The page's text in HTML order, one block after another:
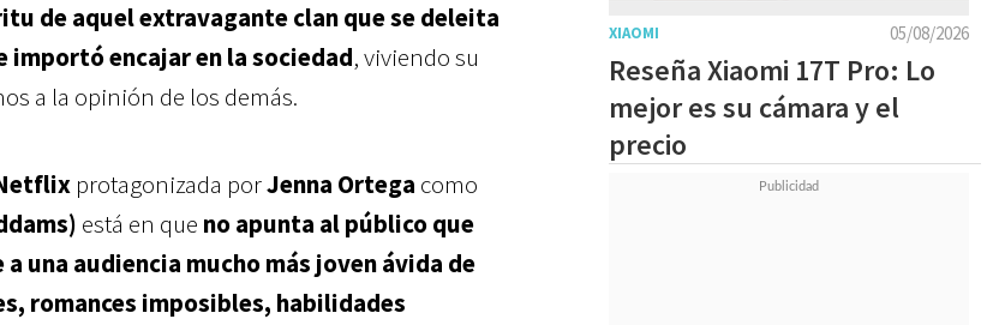
de aquel extravagante clan que se deleita
importó encajar en la sociedad, viviendo su
a la opinión de los demás.
protagonizada porJenna Ortega como
está en que no apunta al público que
una audiencia mucho más joven ávida de
romances imposibles, habilidades
05/08/2026
XIAOMI
Reseña Xiaomi 17T Pro: Lo
mejor es su cámara y el
precio